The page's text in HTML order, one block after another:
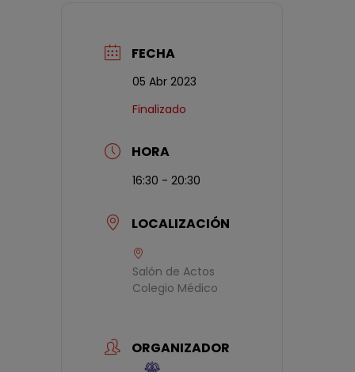
FECHA
05 Abr 2023
Finalizado
HORA
16:30 - 20:30
LOCALIZACIÓN
Salón de Actos
Colegio Médico
ORGANIZADOR